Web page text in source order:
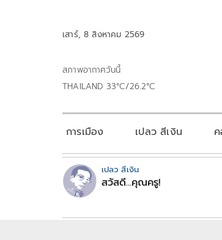
เสาร์, 8 สิงหาคม 2569
สภาพอากาศวันนี้
THAILAND 33°C/26.2°C
การเมือง เปลว สีเงิน
เปลว สีเงิน
สวัสดี...คุณครู!